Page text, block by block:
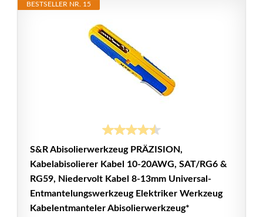
BESTSELLER NR. 15
S&R Abisolierwerkzeug PRÄZISION,
Kabelabisolierer Kabel 10-20AWG, SAT/RG6 &
RG59, Niedervolt Kabel 8-13mm Universal-
Entmantelungswerkzeug Elektriker Werkzeug
Kabelentmanteler Abisolierwerkzeug*